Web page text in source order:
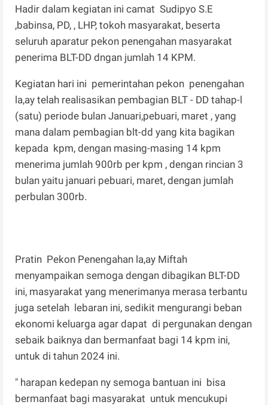
Hadir dalam kegiatan ini camat Sudipyo S.E
,babinsa, PD, , LHP, tokoh masyarakat, beserta
seluruh aparatur pekon penengahan masyarakat
penerima BLT-DD dngan jumlah 14 KPM.
Kegiatan hari ini pemerintahan pekon penengahan
la,ay telah realisasikan pembagian BLT - DD tahap-l
(satu) periode bulan Januari,pebuari, maret , yang
mana dalam pembagian blt-dd yang kita bagikan
kepada kpm, dengan masing-masing 14 kpm
menerima jumlah 900rb per kpm , dengan rincian 3
bulan yaitu januari pebuari, maret, dengan jumlah
perbulan 300rb.
Pratin Pekon Penengahan la,ay Miftah
menyampaikan semoga dengan dibagikan BLT-DD
ini, masyarakat yang menerimanya merasa terbantu
juga setelah lebaran ini, sedikit mengurangi beban
ekonomi keluarga agar dapat di pergunakan dengan
sebaik baiknya dan bermanfaat bagi 14 kpm ini,
untuk di tahun 2024 ini.
" harapan kedepan ny semoga bantuan ini bisa
bermanfaat bagi masyarakat untuk mencukupi